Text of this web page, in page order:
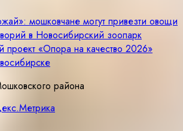
мошковчане могут привезти овощи
в Новосибирский зоопарк
«Опора на качество 2026»
района